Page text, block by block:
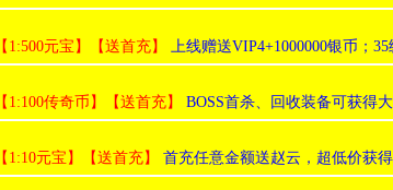
【1:500元宝】【送首充】 上线赠送VIP4+1000000银币；35
【1:100传奇币】【送首充】 BOSS首杀、回收装备可获得
【1:10元宝】【送首充】 首充任意金额送赵云，超低价获